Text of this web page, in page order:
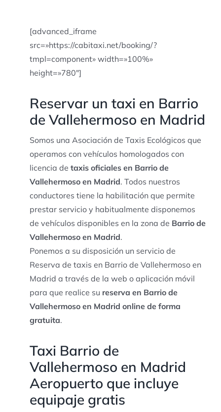
[advanced_iframe
src=»https://cabitaxi.net/booking/?
tmpl=component» width=»100%»
height=»780″]
Reservar un taxi en Barrio
de Vallehermoso en Madrid
Somos una Asociación de Taxis Ecológicos que
operamos con vehículos homologados con
licencia de taxis oficiales en Barrio de
Vallehermoso en Madrid. Todos nuestros
conductores tiene la habilitación que permite
prestar servicio y habitualmente disponemos
de vehículos disponibles en la zona de Barrio de
Vallehermoso en Madrid.
Ponemos a su disposición un servicio de
Reserva de taxis en Barrio de Vallehermoso en
Madrid a través de la web o aplicación móvil
para que realice su reserva en Barrio de
Vallehermoso en Madrid online de forma
gratuita.
Taxi Barrio de
Vallehermoso en Madrid
Aeropuerto que incluye
equipaje gratis